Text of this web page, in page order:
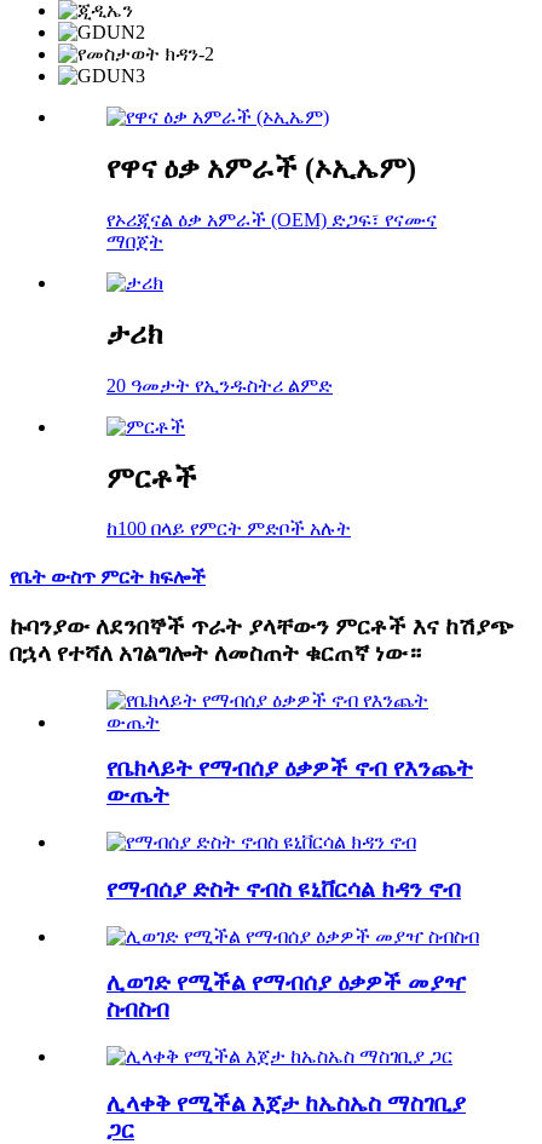
የዋና ዕቃ አምራች (ኦኢኤም)
የኦሪጂናል ዕቃ አምራች (OEM) ድጋፍ፣ የናሙና
ማበጀት
ታሪክ
20 ዓመታት የኢንዱስትሪ ልምድ
ምርቶች
ከ100 በላይ የምርት ምድቦች አሉት
የቤት ውስጥ ምርት ክፍሎች
ኩባንያው ለደንበኞች ጥራት ያላቸውን ምርቶች እና ከሽያጭ
በኋላ የተሻለ አገልግሎት ለመስጠት ቁርጠኛ ነው።
የቤክላይት የማብሰያ ዕቃዎች ኖብ የእንጨት
ውጤት
የማብሰያ ድስት ኖብስ ዩኒቨርሳል ክዳን ኖብ
ሊወገድ የሚችል የማብሰያ ዕቃዎች መያዣ
ስብስብ
ሊላቀቅ የሚችል እጀታ ከኤስኤስ ማስገቢያ
ጋር